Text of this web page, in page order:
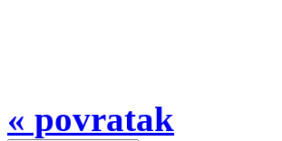
« povratak